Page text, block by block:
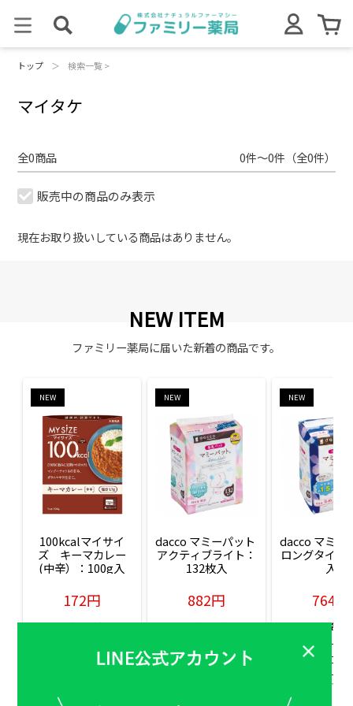
トップ ＞ 検索一覧 >
マイタケ
全0商品 0件～0件（全0件）
販売中の商品のみ表示
現在お取り扱いしている商品はありません。
NEW ITEM
ファミリー薬局に届いた新着の商品です。
NEW
100kcalマイサイ
ズ　キーマカレー
(中辛）：100g入
172円
販売価格(税込)
NEW
dacco マミーパット
アクティブライト：
132枚入
882円
販売価格(税込)
NEW
dacco マミー
ロングタイム
入
764円
販売価格(税